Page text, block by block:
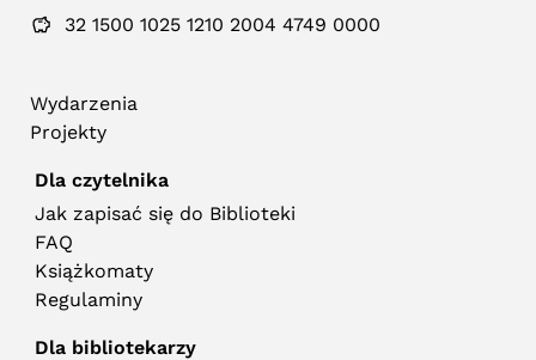
32 1500 1025 1210 2004 4749 0000
Wydarzenia
Projekty
Dla czytelnika
Jak zapisać się do Biblioteki
FAQ
Książkomaty
Regulaminy
Dla bibliotekarzy